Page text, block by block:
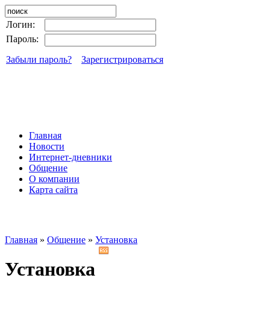
Логин:
Пароль:
Забыли пароль?
Зарегистрироваться
Главная
Новости
Интернет-дневники
Общение
О компании
Карта сайта
Главная » Общение » Установка
Установка